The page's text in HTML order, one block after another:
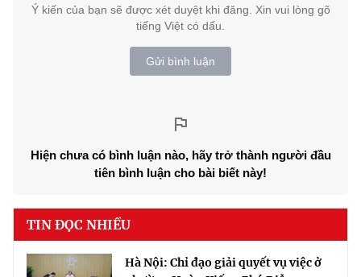
Ý kiến của bạn sẽ được xét duyệt khi đăng. Xin vui lòng gõ
tiếng Việt có dấu.
Gửi bình luận
Hiện chưa có bình luận nào, hãy trở thành người đầu
tiên bình luận cho bài biết này!
TIN ĐỌC NHIỀU
Hà Nội: Chỉ đạo giải quyết vụ việc ở